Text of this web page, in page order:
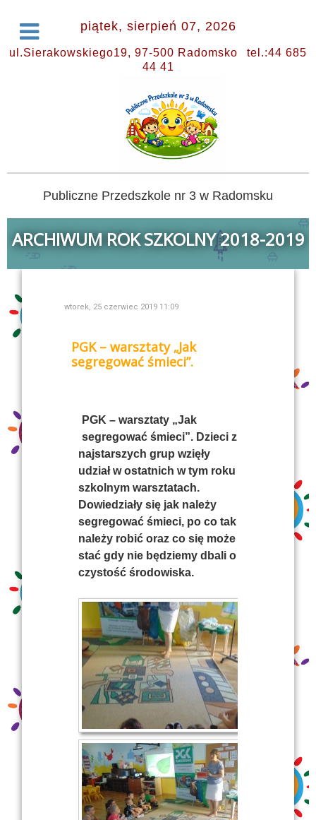
piątek, sierpień 07, 2026
ul.Sierakowskiego19, 97-500 Radomsko
tel.:44 685
44 41
Publiczne Przedszkole nr 3 w Radomsku
ARCHIWUM ROK SZKOLNY 2018-2019
wtorek, 25 czerwiec 2019 11:09
PGK – warsztaty „Jak
segregować śmieci”.
PGK – warsztaty „Jak
segregować śmieci”. Dzieci z
najstarszych grup wzięły
udział w ostatnich w tym roku
szkolnym warsztatach.
Dowiedziały się jak należy
segregować śmieci, po co tak
należy robić oraz co się może
stać gdy nie będziemy dbali o
czystość środowiska.